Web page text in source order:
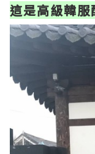
這是高級韓